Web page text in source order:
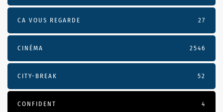
CA VOUS REGARDE 27
CINÉMA 2546
CITY-BREAK 52
CONFIDENT 4